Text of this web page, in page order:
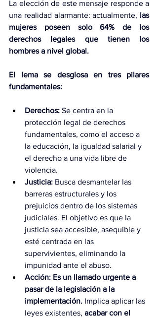
La elección de este mensaje responde a
una realidad alarmante: actualmente, las
mujeres poseen solo 64% de los
derechos legales que tienen los
hombres a nivel global.
El lema se desglosa en tres pilares
fundamentales:
Derechos: Se centra en la
protección legal de derechos
fundamentales, como el acceso a
la educación, la igualdad salarial y
el derecho a una vida libre de
violencia.
Justicia: Busca desmantelar las
barreras estructurales y los
prejuicios dentro de los sistemas
judiciales. El objetivo es que la
justicia sea accesible, asequible y
esté centrada en las
supervivientes, eliminando la
impunidad ante el abuso.
Acción: Es un llamado urgente a
pasar de la legislación a la
implementación. Implica aplicar las
leyes existentes, acabar con el